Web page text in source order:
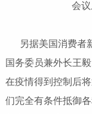
会议
另据美国消费者
国务委员兼外长王
在疫情得到控制后
们完全有条件抵御